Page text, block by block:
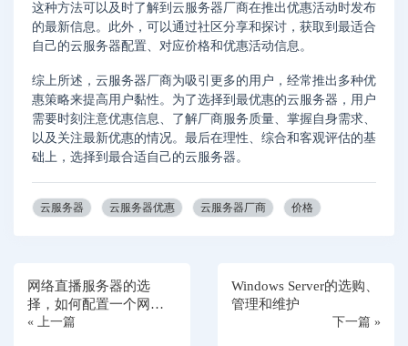
这种方法可以及时了解到云服务器厂商在推出优惠活动时发布
的最新信息。此外，可以通过社区分享和探讨，获取到最适合
自己的云服务器配置、对应价格和优惠活动信息。
综上所述，云服务器厂商为吸引更多的用户，经常推出多种优
惠策略来提高用户黏性。为了选择到最优惠的云服务器，用户
需要时刻注意优惠信息、了解厂商服务质量、掌握自身需求、
以及关注最新优惠的情况。最后在理性、综合和客观评估的基
础上，选择到最合适自己的云服务器。
云服务器 云服务器优惠 云服务器厂商 价格
网络直播服务器的选
择，如何配置一个网络
直播服务器？
« 上一篇
Windows Server的选购、
管理和维护
下一篇 »